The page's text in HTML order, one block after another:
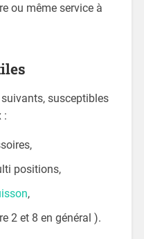
ou même service à
susceptibles
:
positions,
,
2 et 8 en général ).